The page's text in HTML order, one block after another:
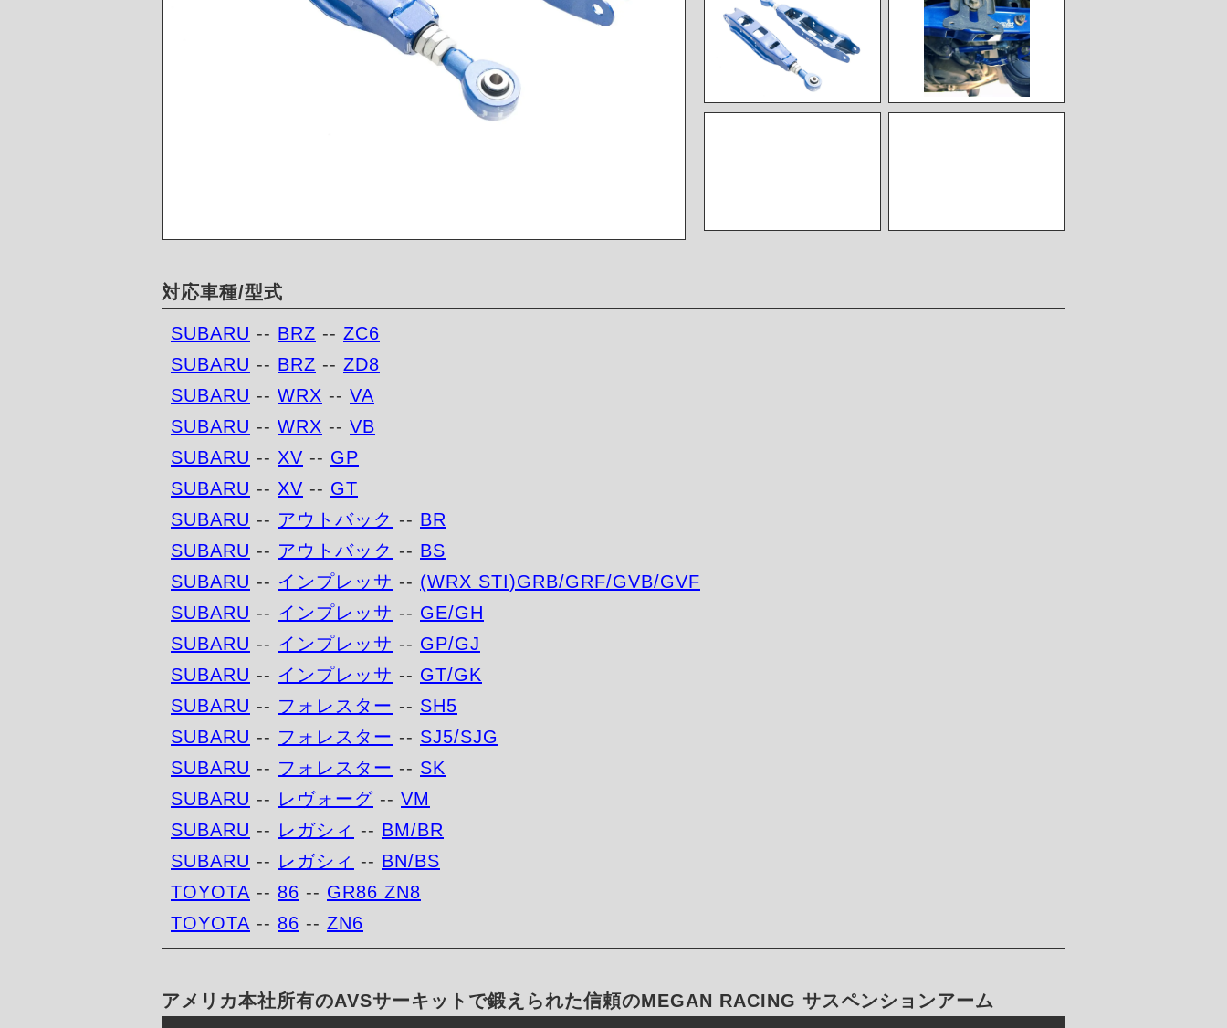
対応車種/型式
SUBARU -- BRZ -- ZC6
SUBARU -- BRZ -- ZD8
SUBARU -- WRX -- VA
SUBARU -- WRX -- VB
SUBARU -- XV -- GP
SUBARU -- XV -- GT
SUBARU -- アウトバック -- BR
SUBARU -- アウトバック -- BS
SUBARU -- インプレッサ -- (WRX STI)GRB/GRF/GVB/GVF
SUBARU -- インプレッサ -- GE/GH
SUBARU -- インプレッサ -- GP/GJ
SUBARU -- インプレッサ -- GT/GK
SUBARU -- フォレスター -- SH5
SUBARU -- フォレスター -- SJ5/SJG
SUBARU -- フォレスター -- SK
SUBARU -- レヴォーグ -- VM
SUBARU -- レガシィ -- BM/BR
SUBARU -- レガシィ -- BN/BS
TOYOTA -- 86 -- GR86 ZN8
TOYOTA -- 86 -- ZN6
アメリカ本社所有のAVSサーキットで鍛えられた信頼のMEGAN RACING サスペンションアーム